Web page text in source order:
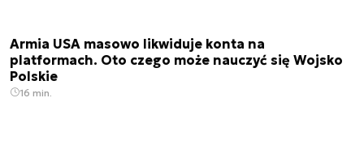
Armia USA masowo likwiduje konta na
platformach. Oto czego może nauczyć się Wojsko
Polskie
16 min.